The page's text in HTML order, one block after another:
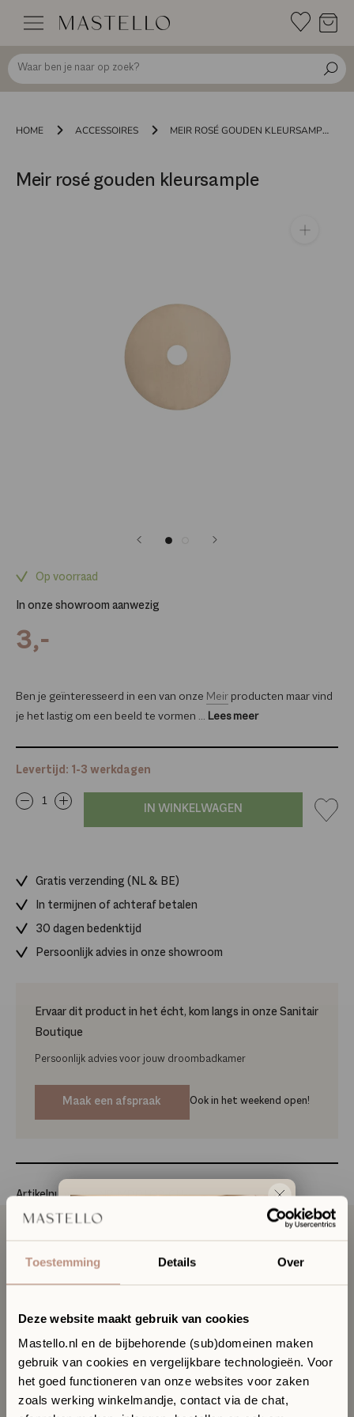
Toestemming Details Over
Deze website maakt gebruik van cookies
Mastello.nl en de bijbehorende (sub)domeinen maken
gebruik van cookies en vergelijkbare technologieën. Voor
het goed functioneren van onze websites voor zaken
zoals werking winkelmandje, contact via de chat,
inhoud
HOME ACCESSOIRES MEIR ROSÉ GOUDEN KLEURSAMPLE
Op voorraad
In onze showroom aanwezig
Meir rosé gouden kleursample
3,-
Ben je geïnteresseerd in een van onze Meir producten maar vind
je het lastig om een beeld te vormen ... Lees meer
Levertijd: 1-3 werkdagen
IN WINKELWAGEN
Gratis verzending (NL & BE)
In termijnen of achteraf betalen
30 dagen bedenktijd
Persoonlijk advies in onze showroom
Ervaar dit product in het écht, kom langs in onze Sanitair
Boutique
Persoonlijk advies voor jouw droombadkamer
Maak een afspraak Ook in het weekend open!
Artikelnummer NB-MD01.02-CH
Omschrijving
Specificaties
Ervaar jouw toekomstige
badkamer in onze Sanitair
Boutique